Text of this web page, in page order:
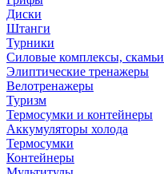
Диски
Штанги
Турники
Силовые комплексы, скамьи
Элиптические тренажеры
Велотренажеры
Туризм
Термосумки и контейнеры
Аккумуляторы холода
Термосумки
Контейнеры